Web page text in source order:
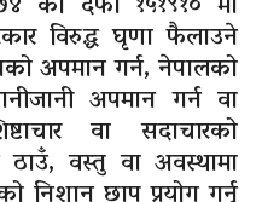
विरुद्ध घृणा फैलाउने
अपमान गर्न, नेपालको
अपमान गर्न वा
वा सदाचारको
ठाउँ, वस्तु वा अवस्थामा